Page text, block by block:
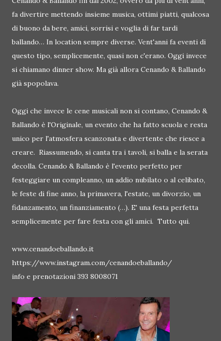
fa divertire mettendo insieme musica, ottimi piatti, qualcosa
di buono da bere, amici, sorrisi e voglia di far tardi
ballando… In location sempre diverse. Vent'anni fa eventi di
questo tipo, semplicemente, quasi non c'erano. Oggi invece
si chiamano dinner show. Ma già allora Cenando & Ballando
già spopolava.
Oggi che invece le cene musicali non si contano, Cenando &
Ballando è l'Originale, un evento che ha fatto scuola e resta
unico per l'atmosfera scanzonata e divertente che riesce a
creare. Riassumendo, si canta tra i tavoli, si balla e la serata
decolla. Cenando & Ballando è l'evento perfetto per
festeggiare un compleanno, un addio nubilato o al celibato,
le feste di fine anno, la primavera, l'estate, un divorzio, un
fidanzamento, un finanziamento (…). E' una festa perfetta
semplicemente per fare festa con gli amici. Tutto qui.
www.cenandoeballando.it
https://www.instagram.com/cenandoeballando/
info e prenotazioni 393 8008071